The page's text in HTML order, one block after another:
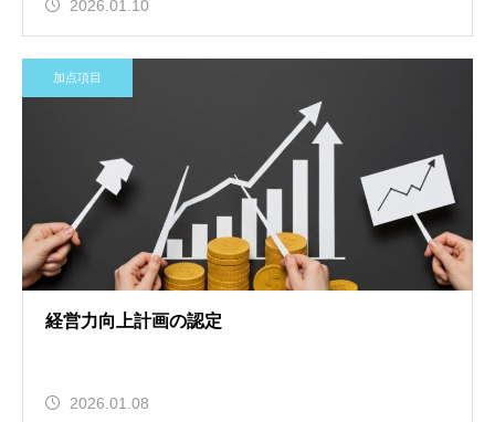
2026.01.10
加点項目
経営力向上計画の認定
2026.01.08